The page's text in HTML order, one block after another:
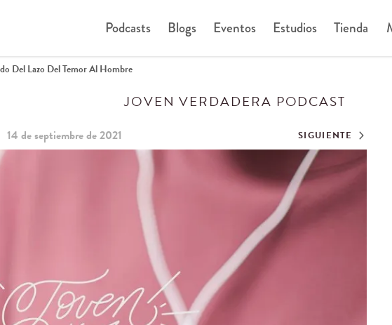
Podcasts Blogs Eventos Estudios Tienda
Del Lazo Del Temor Al Hombre
JOVEN VERDADERA PODCAST
14 de septiembre de 2021 SIGUIENTE